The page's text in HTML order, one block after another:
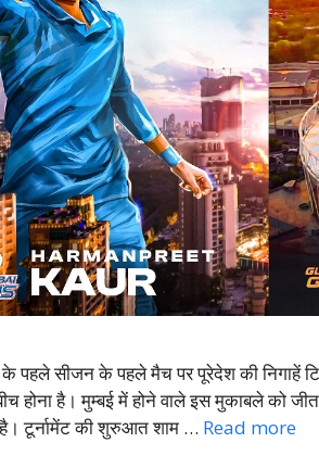
के पहले सीजन के पहले मैच पर पूरेदेश की निगाहें
होना है। मुम्बई में होने वाले इस मुकाबले को
है। टूर्नामेंट की शुरुआत शाम … Read more